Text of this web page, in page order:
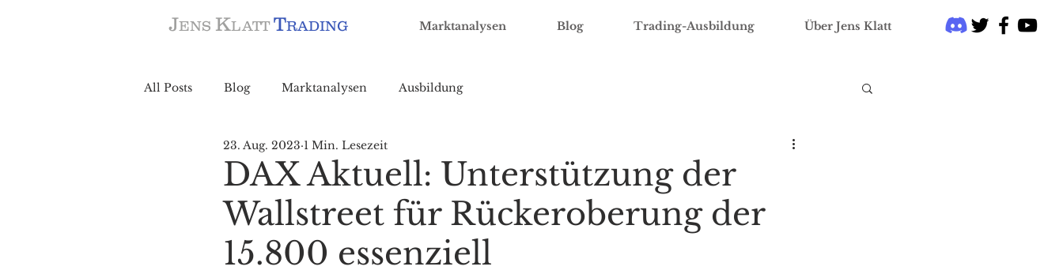
JENS KLATT TRADING Marktanalysen Blog Trading-Ausbildung Über Jens Klatt
All Posts Blog Marktanalysen Ausbildung
DAX Aktuell: Unterstützung der
Wallstreet für Rückeroberung der
15.800 essenziell
23. Aug. 2023 1 Min. Lesezeit